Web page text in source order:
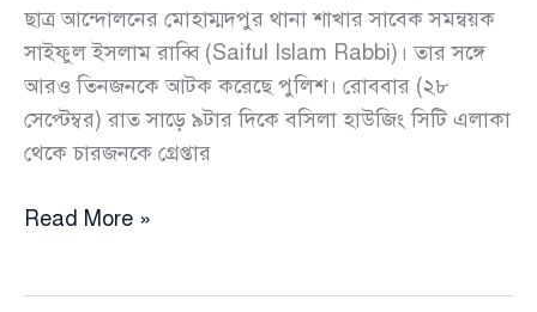
ছাত্র আন্দোলনের মোহাম্মদপুর থানা শাখার সাবেক সমন্বয়ক
সাইফুল ইসলাম রাব্বি (Saiful Islam Rabbi)। তার সঙ্গে
আরও তিনজনকে আটক করেছে পুলিশ। রোববার (২৮
সেপ্টেম্বর) রাত সাড়ে ৯টার দিকে বসিলা হাউজিং সিটি এলাকা
থেকে চারজনকে গ্রেপ্তার
থানা
Read More »